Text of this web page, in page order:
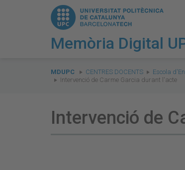
Memòria Digital
are
here:
MDUPC CENTRES DOCENTS Escola
Intervenció de Carme Garcia durant l'acte
Intervenció de